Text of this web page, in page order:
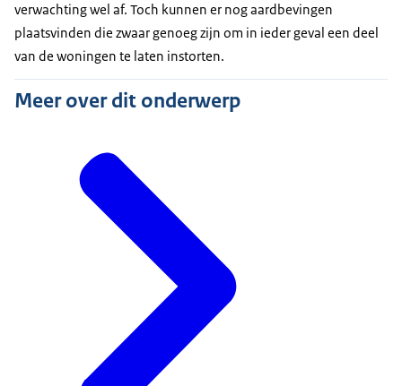
verwachting wel af. Toch kunnen er nog aardbevingen
plaatsvinden die zwaar genoeg zijn om in ieder geval een deel
van de woningen te laten instorten.
Meer over dit onderwerp